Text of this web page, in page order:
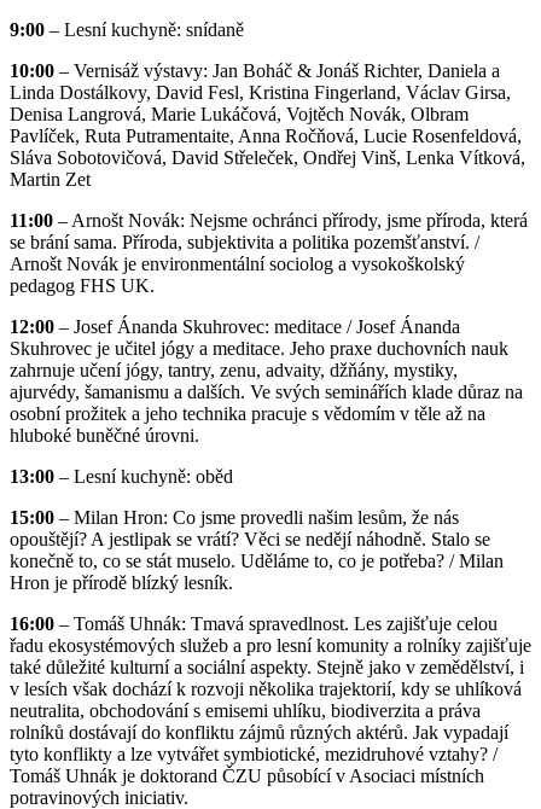
9:00 – Lesní kuchyně: snídaně
10:00 – Vernisáž výstavy: Jan Boháč & Jonáš Richter, Daniela a
Linda Dostálkovy, David Fesl, Kristina Fingerland, Václav Girsa,
Denisa Langrová, Marie Lukáčová, Vojtěch Novák, Olbram
Pavlíček, Ruta Putramentaite, Anna Ročňová, Lucie Rosenfeldová,
Sláva Sobotovičová, David Střeleček, Ondřej Vinš, Lenka Vítková,
Martin Zet
11:00 – Arnošt Novák: Nejsme ochránci přírody, jsme příroda, která
se brání sama. Příroda, subjektivita a politika pozemšťanství. /
Arnošt Novák je environmentální sociolog a vysokoškolský
pedagog FHS UK.
12:00 – Josef Ánanda Skuhrovec: meditace / Josef Ánanda
Skuhrovec je učitel jógy a meditace. Jeho praxe duchovních nauk
zahrnuje učení jógy, tantry, zenu, advaity, džňány, mystiky,
ajurvédy, šamanismu a dalších. Ve svých seminářích klade důraz na
osobní prožitek a jeho technika pracuje s vědomím v těle až na
hluboké buněčné úrovni.
13:00 – Lesní kuchyně: oběd
15:00 – Milan Hron: Co jsme provedli našim lesům, že nás
opouštějí? A jestlipak se vrátí? Věci se nedějí náhodně. Stalo se
konečně to, co se stát muselo. Uděláme to, co je potřeba? / Milan
Hron je přírodě blízký lesník.
16:00 – Tomáš Uhnák: Tmavá spravedlnost. Les zajišťuje celou
řadu ekosystémových služeb a pro lesní komunity a rolníky zajišťuje
také důležité kulturní a sociální aspekty. Stejně jako v zemědělství, i
v lesích však dochází k rozvoji několika trajektorií, kdy se uhlíková
neutralita, obchodování s emisemi uhlíku, biodiverzita a práva
rolníků dostávají do konfliktu zájmů různých aktérů. Jak vypadají
tyto konflikty a lze vytvářet symbiotické, mezidruhové vztahy? /
Tomáš Uhnák je doktorand ČZU působící v Asociaci místních
potravinových iniciativ.